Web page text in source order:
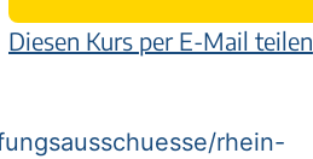
rhein-
Diesen Kurs per E-Mail teilen